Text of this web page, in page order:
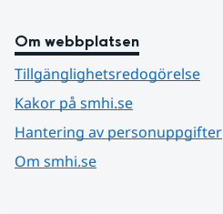
Om webbplatsen
Tillgänglighetsredogörelse
Kakor på smhi.se
Hantering av personuppgifter
Om smhi.se